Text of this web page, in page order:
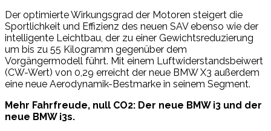
Der optimierte Wirkungsgrad der Motoren steigert die
Sportlichkeit und Effizienz des neuen SAV ebenso wie der
intelligente Leichtbau, der zu einer Gewichtsreduzierung
um bis zu 55 Kilogramm gegenüber dem
Vorgängermodell führt. Mit einem Luftwiderstandsbeiwert
(CW-Wert) von 0,29 erreicht der neue BMW X3 außerdem
eine neue Aerodynamik-Bestmarke in seinem Segment.
Mehr Fahrfreude, null CO2: Der neue BMW i3 und der
neue BMW i3s.